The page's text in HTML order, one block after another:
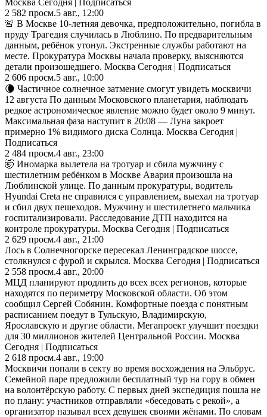
2 582 просм.5 авг., 12:00
🚨 В Москве 10-летняя девочка, предположительно, погибла в
пруду Трагедия случилась в Люблино. По предварительным
данным, ребёнок утонул. Экстренные службы работают на
месте. Прокуратура Москвы начала проверку, выясняются
детали произошедшего. Москва Сегодня | Подписаться
2 606 просм.5 авг., 10:00
🌘 Частичное солнечное затмение смогут увидеть москвичи
12 августа По данным Московского планетария, наблюдать
редкое астрономическое явление можно будет около 9 минут.
Максимальная фаза наступит в 20:08 — Луна закроет
примерно 1% видимого диска Солнца. Москва Сегодня |
Подписаться
2 484 просм.4 авг., 23:00
🤯 Иномарка вылетела на тротуар и сбила мужчину с
шестилетним ребёнком в Москве Авария произошла на
Люблинской улице. По данным прокуратуры, водитель
Hyundai Creta не справился с управлением, выехал на тротуар
и сбил двух пешеходов. Мужчину и шестилетнего мальчика
госпитализировали. Расследование ДТП находится на
контроле прокуратуры. Москва Сегодня | Подписаться
2 629 просм.4 авг., 21:00
Лось в Солнечногорске пересекал Ленинградское шоссе,
столкнулся с фурой и скрылся. Москва Сегодня | Подписаться
2 558 просм.4 авг., 20:00
МЦД планируют продлить до всех всех регионов, которые
находятся по периметру Московской области. Об этом
сообщил Сергей Собянин. Комфортные поезда с понятным
расписанием поедут в Тульскую, Владимирскую,
Ярославскую и другие области. Мегапроект улучшит поездки
для 30 миллионов жителей Центральной России. Москва
Сегодня | Подписаться
2 618 просм.4 авг., 19:00
Москвичи попали в секту во время восхождения на Эльбрус.
Семейной паре предложили бесплатный тур на гору в обмен
на волонтёрскую работу. С первых дней экспедиция пошла не
по плану: участников отправляли «беседовать с рекой», а
организатор называл всех девушек своими жёнами. По словам